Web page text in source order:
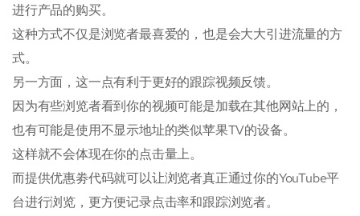
进行产品的购买。
这种方式不仅是浏览者最喜爱的，也是会大大引进流量的方
式。
另一方面，这一点有利于更好的跟踪视频反馈。
因为有些浏览者看到你的视频可能是加载在其他网站上的，
也有可能是使用不显示地址的类似苹果TV的设备。
这样就不会体现在你的点击量上。
而提供优惠劵代码就可以让浏览者真正通过你的YouTube平
台进行浏览，更方便记录点击率和跟踪浏览者。